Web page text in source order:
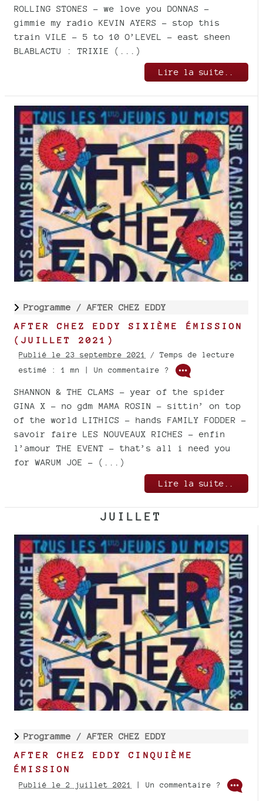
ROLLING STONES - we love you DONNAS -
gimmie my radio KEVIN AYERS - stop this
train VILE - 5 to 10 O’LEVEL - east sheen
BLABLACTU : TRIXIE (...)
Lire la suite..
Programme / AFTER CHEZ EDDY
AFTER CHEZ EDDY SIXIÈME ÉMISSION
(JUILLET 2021)
Publié le 23 septembre 2021
/ Temps de lecture
estimé : 1 mn | Un commentaire ?
SHANNON & THE CLAMS - year of the spider
GINA X - no gdm MAMA ROSIN - sittin’ on top
of the world LITHICS - hands FAMILY FODDER -
savoir faire LES NOUVEAUX RICHES - enfin
l’amour THE EVENT - that’s all i need you
for WARUM JOE - (...)
Lire la suite..
JUILLET
Programme / AFTER CHEZ EDDY
AFTER CHEZ EDDY CINQUIÈME
ÉMISSION
Publié le 2 juillet 2021 | Un commentaire ?